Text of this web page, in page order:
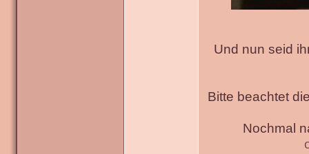
Und nun seid
Bitte beachtet
Nochmal